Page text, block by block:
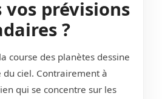
vos prévisions
?
course des planètes dessine
ciel. Contrairement à
qui se concentre sur les